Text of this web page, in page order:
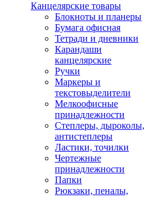
Канцелярские товары
Блокноты и планеры
Бумага офисная
Тетради и дневники
Карандаши
канцелярские
Ручки
Маркеры и
текстовыделители
Мелкоофисные
принадлежности
Степлеры, дыроколы,
антистеплеры
Ластики, точилки
Чертежные
принадлежности
Папки
Рюкзаки, пеналы,